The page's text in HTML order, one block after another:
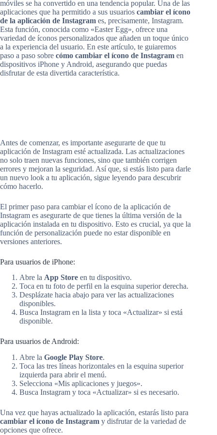
móviles se ha convertido en una tendencia popular. Una de las
aplicaciones que ha permitido a sus usuarios cambiar el ícono
de la aplicación de Instagram es, precisamente, Instagram.
Esta función, conocida como «Easter Egg», ofrece una
variedad de íconos personalizados que añaden un toque único
a la experiencia del usuario. En este artículo, te guiaremos
paso a paso sobre cómo cambiar el ícono de Instagram en
dispositivos iPhone y Android, asegurando que puedas
disfrutar de esta divertida característica.
Antes de comenzar, es importante asegurarte de que tu
aplicación de Instagram esté actualizada. Las actualizaciones
no solo traen nuevas funciones, sino que también corrigen
errores y mejoran la seguridad. Así que, si estás listo para darle
un nuevo look a tu aplicación, sigue leyendo para descubrir
cómo hacerlo.
El primer paso para cambiar el ícono de la aplicación de
Instagram es asegurarte de que tienes la última versión de la
aplicación instalada en tu dispositivo. Esto es crucial, ya que la
función de personalización puede no estar disponible en
versiones anteriores.
Para usuarios de iPhone:
Abre la App Store en tu dispositivo.
Toca en tu foto de perfil en la esquina superior derecha.
Desplázate hacia abajo para ver las actualizaciones
disponibles.
Busca Instagram en la lista y toca «Actualizar» si está
disponible.
Para usuarios de Android:
Abre la Google Play Store.
Toca las tres líneas horizontales en la esquina superior
izquierda para abrir el menú.
Selecciona «Mis aplicaciones y juegos».
Busca Instagram y toca «Actualizar» si es necesario.
Una vez que hayas actualizado la aplicación, estarás listo para
cambiar el ícono de Instagram y disfrutar de la variedad de
opciones que ofrece.